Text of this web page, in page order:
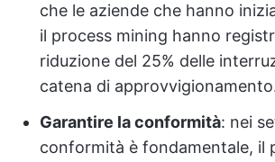
che le aziende che hanno
il process mining hanno
riduzione del 25% delle
catena di
Garantire la conformità: nei
conformità è fondamentale, il